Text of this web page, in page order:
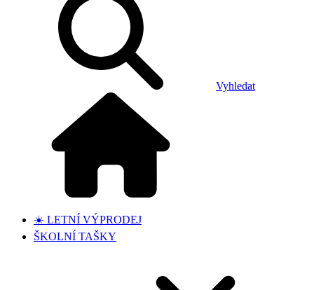
Vyhledat
☀️ LETNÍ VÝPRODEJ
ŠKOLNÍ TAŠKY